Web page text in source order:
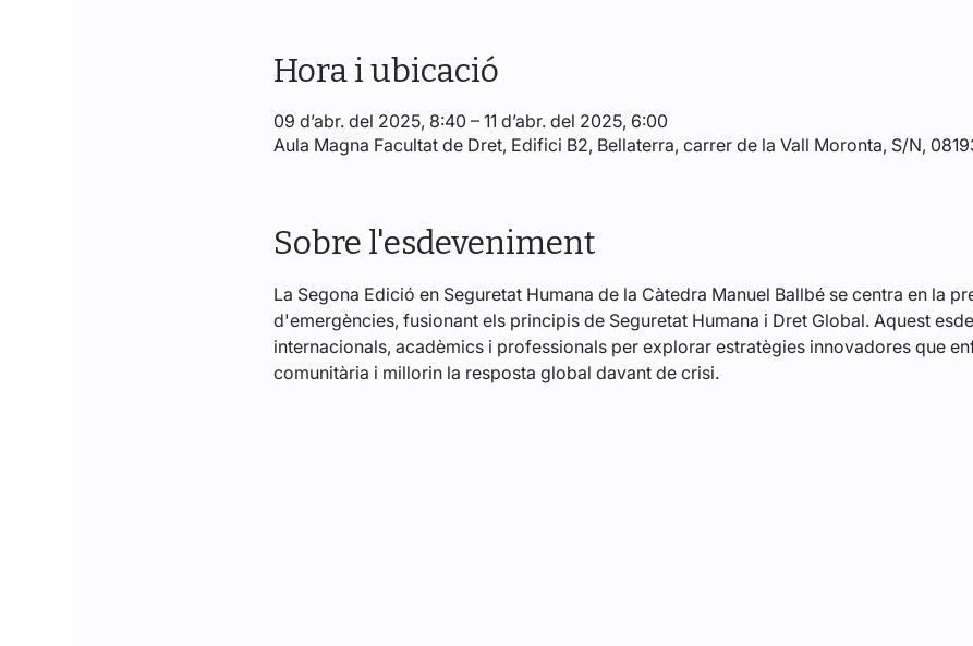
Hora i ubicació
09 d’abr. del 2025, 8:40 – 11 d’abr. del 2025, 6:00
Aula Magna Facultat de Dret, Edifici B2, Bellaterra, carrer de la Vall Moronta, S/N,
Sobre l'esdeveniment
La Segona Edició en Seguretat Humana de la Càtedra Manuel Ballbé se centra en la
d'emergències, fusionant els principis de Seguretat Humana i Dret Global. Aquest
internacionals, acadèmics i professionals per explorar estratègies innovadores que
comunitària i millorin la resposta global davant de crisi.